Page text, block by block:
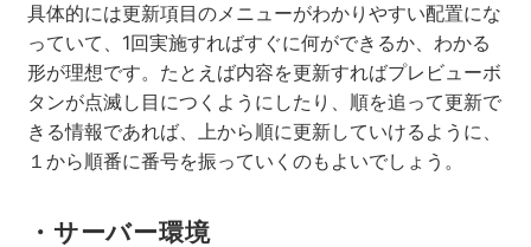
具体的には更新項目のメニューがわかりやすい配置にな
っていて、1回実施すればすぐに何ができるか、わかる
形が理想です。たとえば内容を更新すればプレビューボ
タンが点滅し目につくようにしたり、順を追って更新で
きる情報であれば、上から順に更新していけるように、
１から順番に番号を振っていくのもよいでしょう。
・サーバー環境